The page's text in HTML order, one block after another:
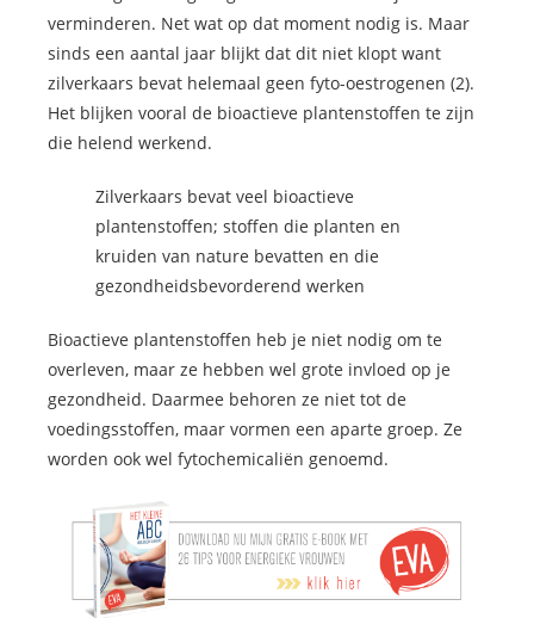
verminderen. Net wat op dat moment nodig is. Maar
sinds een aantal jaar blijkt dat dit niet klopt want
zilverkaars bevat helemaal geen fyto-oestrogenen (2).
Het blijken vooral de bioactieve plantenstoffen te zijn
die helend werkend.
Zilverkaars bevat veel bioactieve
plantenstoffen; stoffen die planten en
kruiden van nature bevatten en die
gezondheidsbevorderend werken
Bioactieve plantenstoffen heb je niet nodig om te
overleven, maar ze hebben wel grote invloed op je
gezondheid. Daarmee behoren ze niet tot de
voedingsstoffen, maar vormen een aparte groep. Ze
worden ook wel fytochemicaliën genoemd.